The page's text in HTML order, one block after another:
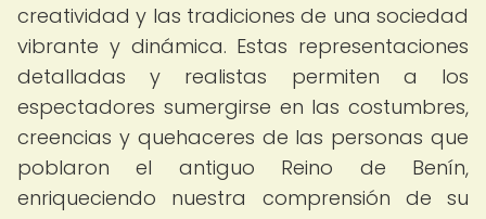
creatividad y las tradiciones de una sociedad
vibrante y dinámica. Estas representaciones
detalladas y realistas permiten a los
espectadores sumergirse en las costumbres,
creencias y quehaceres de las personas que
poblaron el antiguo Reino de Benín,
enriqueciendo nuestra comprensión de su